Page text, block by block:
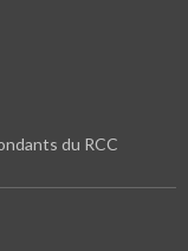
du RCC